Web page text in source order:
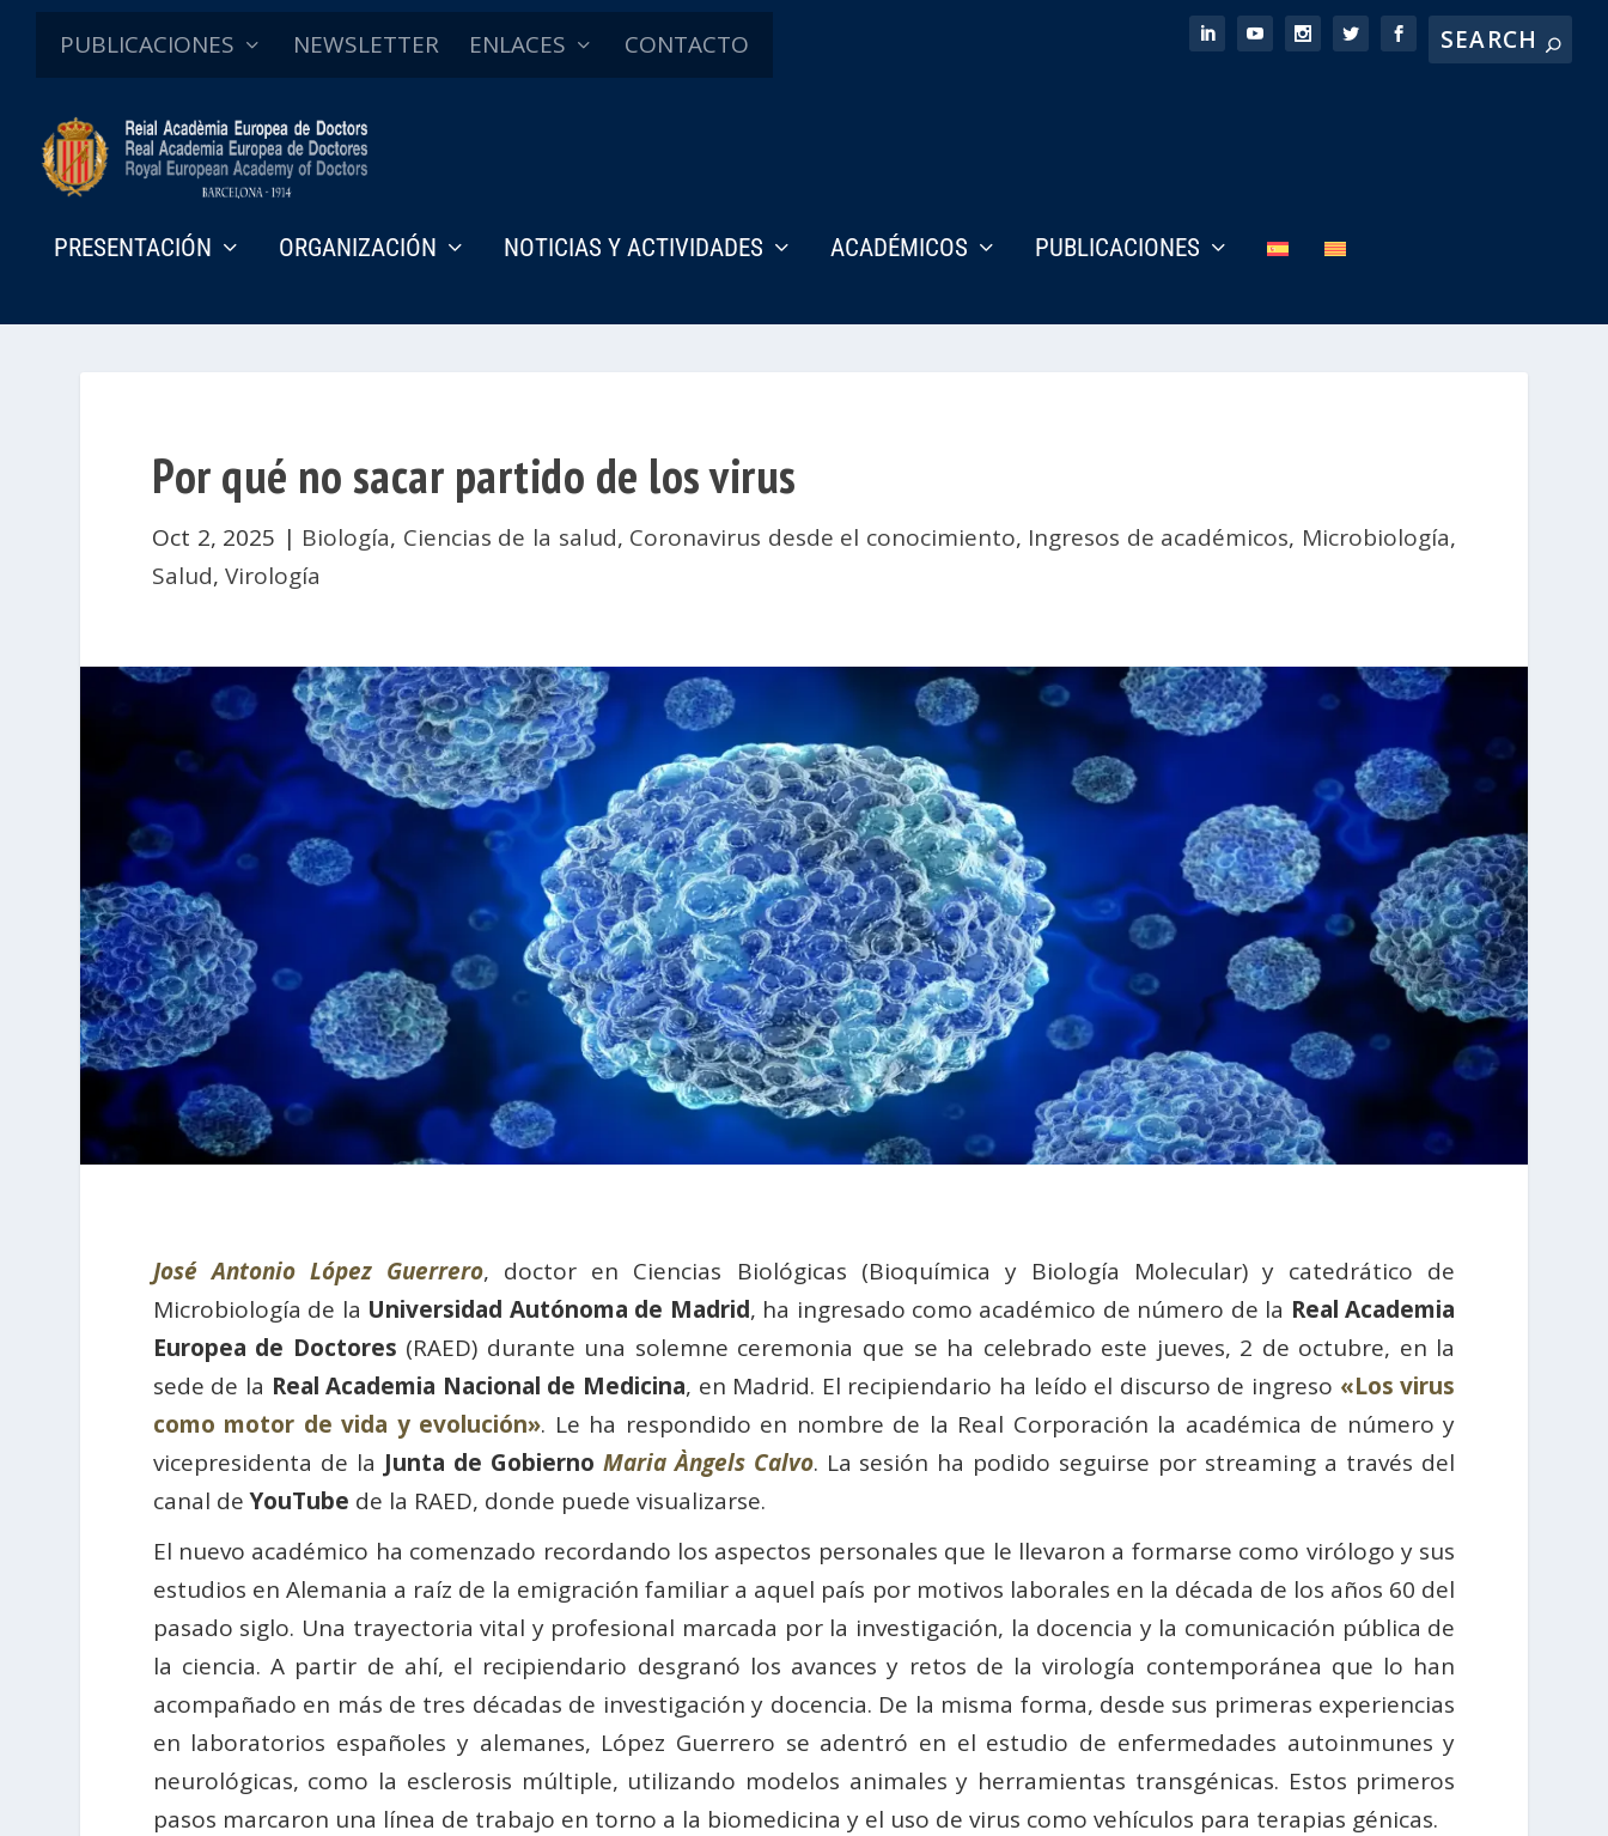
PUBLICACIONES NEWSLETTER ENLACES CONTACTO
PRESENTACIÓN ORGANIZACIÓN NOTICIAS Y ACTIVIDADES ACADÉMICOS PUBLICACIONES
Por qué no sacar partido de los virus
Oct 2, 2025 | Biología, Ciencias de la salud, Coronavirus desde el conocimiento, Ingresos de académicos, Microbiología,
Salud,Virología
José Antonio López Guerrero, doctor en Ciencias Biológicas (Bioquímica y Biología Molecular) y catedrático de
Microbiología de la Universidad Autónoma de Madrid, ha ingresado como académico de número de la Real Academia
Europea de Doctores (RAED) durante una solemne ceremonia que se ha celebrado este jueves, 2 de octubre, en la
sede de la Real Academia Nacional de Medicina, en Madrid. El recipiendario ha leído el discurso de ingreso «Los virus
como motor de vida y evolución». Le ha respondido en nombre de la Real Corporación la académica de número y
vicepresidenta de la Junta de Gobierno Maria Àngels Calvo. La sesión ha podido seguirse por streaming a través del
canal deYouTube de la RAED, donde puede visualizarse.
El nuevo académico ha comenzado recordando los aspectos personales que le llevaron a formarse como virólogo y sus
estudios en Alemania a raíz de la emigración familiar a aquel país por motivos laborales en la década de los años 60 del
pasado siglo. Una trayectoria vital y profesional marcada por la investigación, la docencia y la comunicación pública de
la ciencia. A partir de ahí, el recipiendario desgranó los avances y retos de la virología contemporánea que lo han
acompañado en más de tres décadas de investigación y docencia. De la misma forma, desde sus primeras experiencias
en laboratorios españoles y alemanes, López Guerrero se adentró en el estudio de enfermedades autoinmunes y
neurológicas, como la esclerosis múltiple, utilizando modelos animales y herramientas transgénicas. Estos primeros
pasos marcaron una línea de trabajo en torno a la biomedicina y el uso de virus como vehículos para terapias génicas.